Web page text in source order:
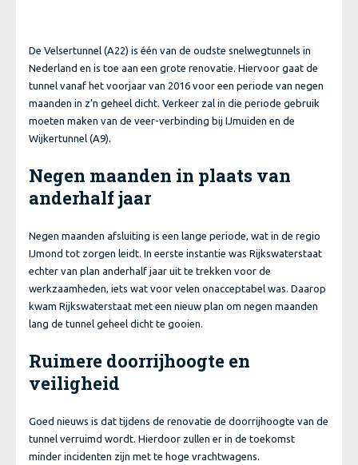
De Velsertunnel (A22) is één van de oudste snelwegtunnels in
Nederland en is toe aan een grote renovatie. Hiervoor gaat de
tunnel vanaf het voorjaar van 2016 voor een periode van negen
maanden in z’n geheel dicht. Verkeer zal in die periode gebruik
moeten maken van de veer-verbinding bij IJmuiden en de
Wijkertunnel (A9).
Negen maanden in plaats van
anderhalf jaar
Negen maanden afsluiting is een lange periode, wat in de regio
IJmond tot zorgen leidt. In eerste instantie was Rijkswaterstaat
echter van plan anderhalf jaar uit te trekken voor de
werkzaamheden, iets wat voor velen onacceptabel was. Daarop
kwam Rijkswaterstaat met een nieuw plan om negen maanden
lang de tunnel geheel dicht te gooien.
Ruimere doorrijhoogte en
veiligheid
Goed nieuws is dat tijdens de renovatie de doorrijhoogte van de
tunnel verruimd wordt. Hierdoor zullen er in de toekomst
minder incidenten zijn met te hoge vrachtwagens.